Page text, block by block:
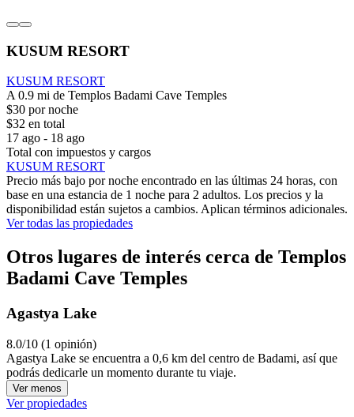
KUSUM RESORT
KUSUM RESORT
A 0.9 mi de Templos Badami Cave Temples
$30 por noche
$32 en total
17 ago - 18 ago
Total con impuestos y cargos
KUSUM RESORT
Precio más bajo por noche encontrado en las últimas 24 horas, con
base en una estancia de 1 noche para 2 adultos. Los precios y la
disponibilidad están sujetos a cambios. Aplican términos adicionales.
Ver todas las propiedades
Otros lugares de interés cerca de Templos
Badami Cave Temples
Agastya Lake
8.0/10 (1 opinión)
Agastya Lake se encuentra a 0,6 km del centro de Badami, así que
podrás dedicarle un momento durante tu viaje.
Ver menos
Ver propiedades